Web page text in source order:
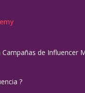
Campañas de Influencer
?